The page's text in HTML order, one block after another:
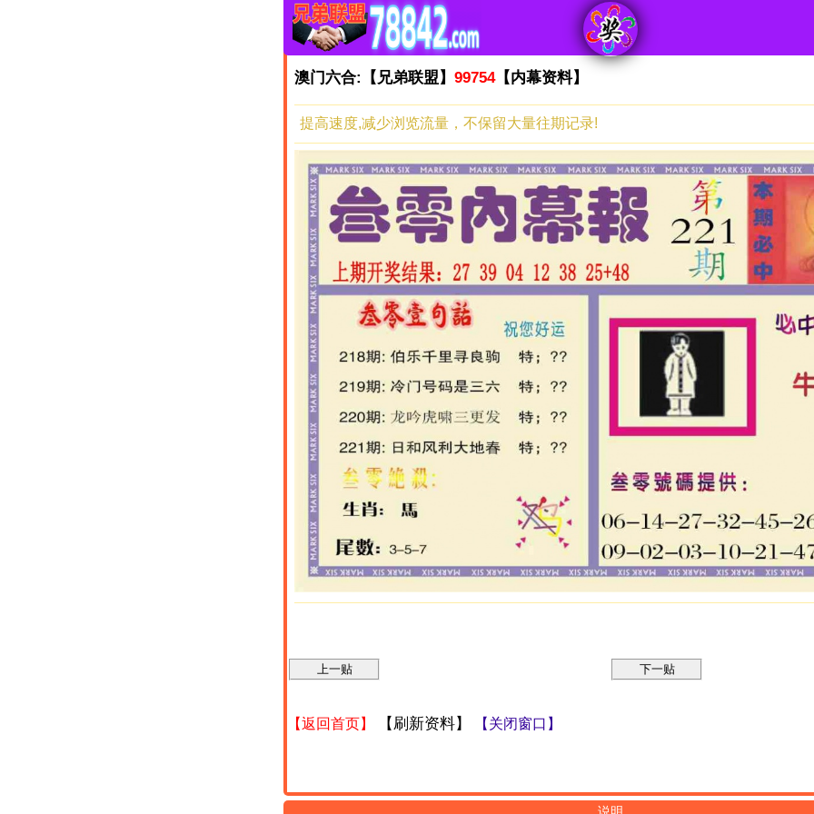
澳门六合:【兄弟联盟】 99754【内幕资料】
提高速度,减少浏览流量，不保留大量往期记录!
【返回首页】 【刷新资料】 【关闭窗口】